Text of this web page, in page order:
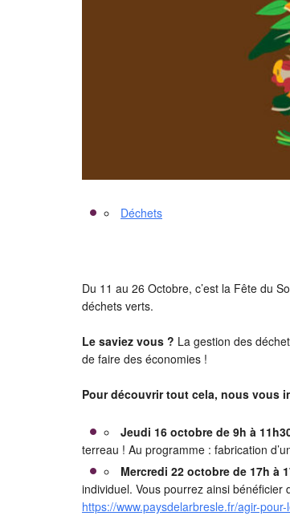
Déchets
Du 11 au 26 Octobre, c’est la Fête du
déchets verts.
Le saviez vous ? La gestion des
de faire des économies !
Pour découvrir tout cela, nous vous
Jeudi 16 octobre de 9h à
terreau ! Au programme : fabrication
Mercredi 22 octobre de 17h à
individuel. Vous pourrez ainsi bénéficier
https://www.paysdelarbresle.fr/agir-